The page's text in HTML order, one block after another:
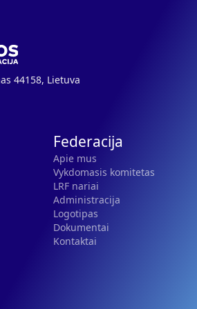
44158, Lietuva
Federacija
Apie mus
Vykdomasis komitetas
LRF nariai
Administracija
Logotipas
Dokumentai
Kontaktai